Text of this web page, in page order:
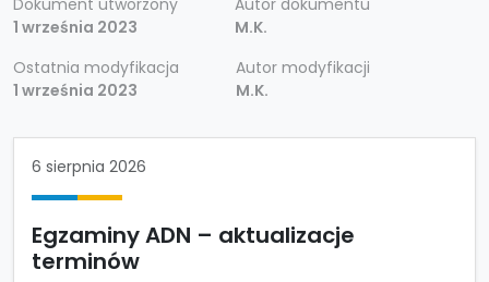
Dokument utworzony
1 września 2023
Autor dokumentu
M.K.
Ostatnia modyfikacja
1 września 2023
Autor modyfikacji
M.K.
6 sierpnia 2026
Egzaminy ADN – aktualizacje
terminów